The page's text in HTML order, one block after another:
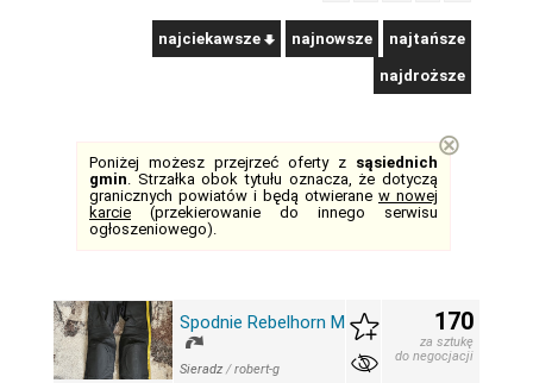
najciekawsze najnowsze najtańsze
najdroższe
Poniżej możesz przejrzeć oferty z sąsiednich
gmin. Strzałka obok tytułu oznacza, że dotyczą
granicznych powiatów i będą otwierane w nowej
karcie (przekierowanie do innego serwisu
ogłoszeniowego).
⊗
Spodnie Rebelhorn M
Sieradz /robert-g
170
za sztukę
do negocjacji